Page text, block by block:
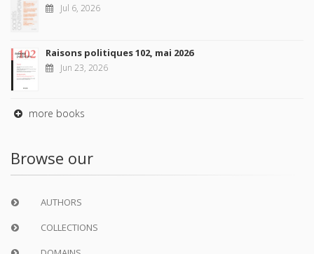
Jul 6, 2026
Raisons politiques 102, mai 2026
Jun 23, 2026
more books
Browse our
AUTHORS
COLLECTIONS